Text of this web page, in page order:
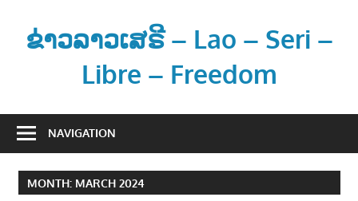
contentຂ່າວລາວເສຣີ – Lao – Seri –
Libre – Freedom
າ
ແ
NAVIGATION
MONTH: MARCH 2024